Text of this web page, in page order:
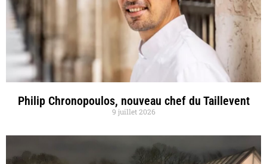
Philip Chronopoulos, nouveau chef du Taillevent
9 juillet 2026